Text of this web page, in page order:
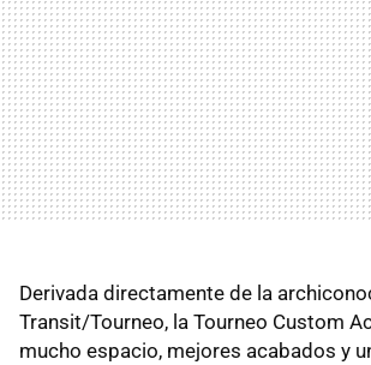
Derivada directamente de la
Transit/Tourneo, la Tourneo Custom
mucho espacio, mejores acabados y